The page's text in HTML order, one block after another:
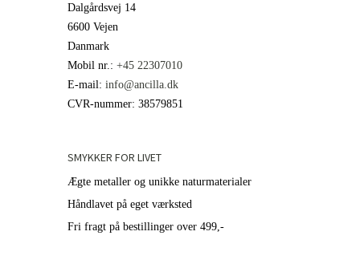
Dalgårdsvej 14
6600 Vejen
Danmark
Mobil nr. : +45 22307010
E-mail: info@ancilla.dk
CVR-nummer: 38579851
SMYKKER FOR LIVET
Ægte metaller og unikke naturmaterialer
Håndlavet på eget værksted
Fri fragt på bestillinger over 499,-